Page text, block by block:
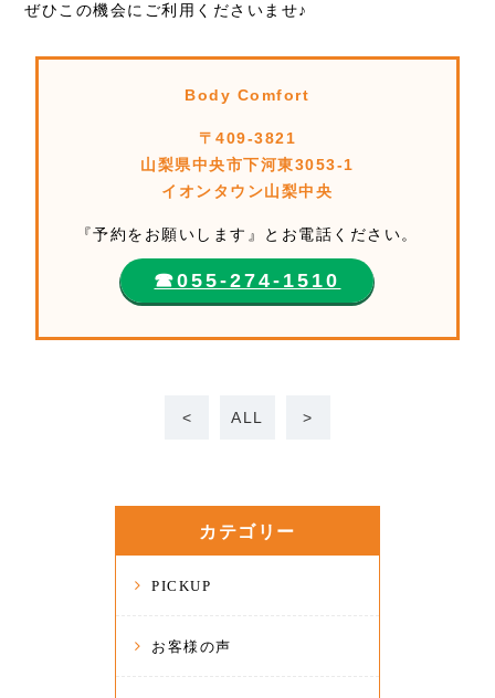
ぜひこの機会にご利用くださいませ♪
Body Comfort
〒409-3821
山梨県中央市下河東3053-1
イオンタウン山梨中央
『予約をお願いします』とお電話ください。
☎︎055-274-1510
< ALL >
カテゴリー
PICKUP
お客様の声